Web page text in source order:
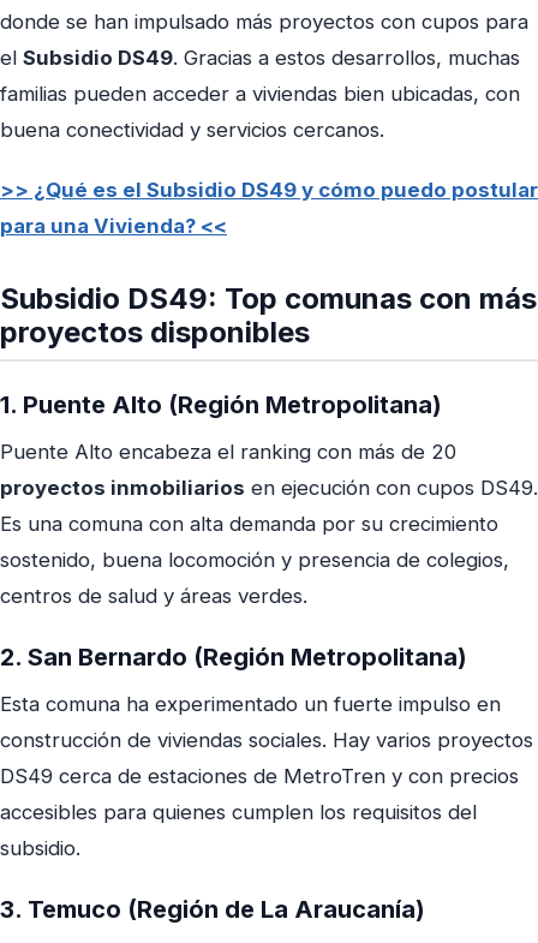
donde se han impulsado más proyectos con cupos para
el Subsidio DS49. Gracias a estos desarrollos, muchas
familias pueden acceder a viviendas bien ubicadas, con
buena conectividad y servicios cercanos.
>> ¿Qué es el Subsidio DS49 y cómo puedo postular
para una Vivienda? <<
Subsidio DS49: Top comunas con más
proyectos disponibles
1. Puente Alto (Región Metropolitana)
Puente Alto encabeza el ranking con más de 20
proyectos inmobiliarios en ejecución con cupos DS49.
Es una comuna con alta demanda por su crecimiento
sostenido, buena locomoción y presencia de colegios,
centros de salud y áreas verdes.
2. San Bernardo (Región Metropolitana)
Esta comuna ha experimentado un fuerte impulso en
construcción de viviendas sociales. Hay varios proyectos
DS49 cerca de estaciones de MetroTren y con precios
accesibles para quienes cumplen los requisitos del
subsidio.
3. Temuco (Región de La Araucanía)